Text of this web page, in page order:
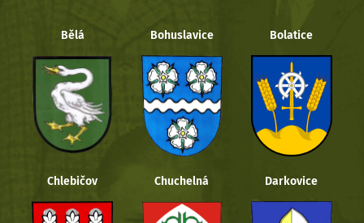
Bělá Bohuslavice Bolatice
Chlebičov Chuchelná Darkovice